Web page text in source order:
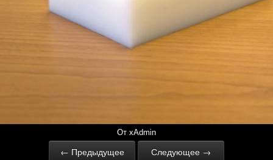
От xAdmin
← Предыдущее Следующее →